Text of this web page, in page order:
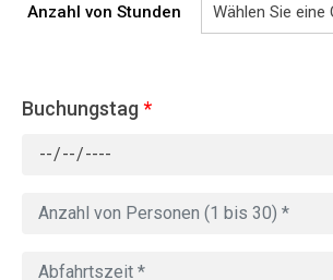
Anzahl von Stunden
Buchungstag*